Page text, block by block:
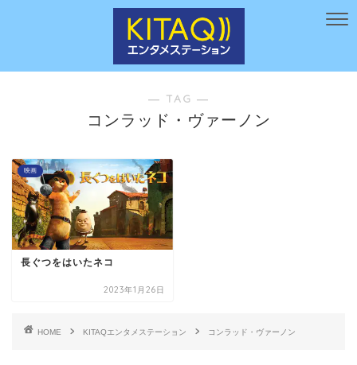
― TAG ―
コンラッド・ヴァーノン
映画
長ぐつをはいたネコ
2023年1月26日
HOME KITAQエンタメステーション コンラッド・ヴァーノン